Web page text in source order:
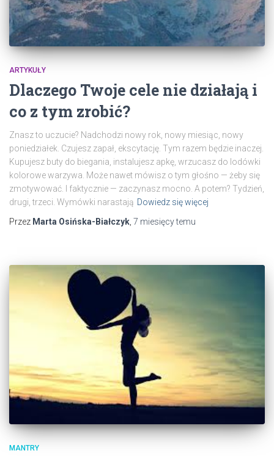
ARTYKUŁY
Dlaczego Twoje cele nie działają i
co z tym zrobić?
Znasz to uczucie? Nadchodzi nowy rok, nowy miesiąc, nowy
poniedziałek. Czujesz zapał, ekscytację. Tym razem będzie inaczej.
Kupujesz buty do biegania, instalujesz apkę, wrzucasz do lodówki
kolorowe warzywa. Może nawet mówisz o tym głośno — żeby się
zmotywować. I faktycznie — zaczynasz mocno. A potem? Tydzień,
drugi, trzeci. Wymówki narastają Dowiedz się więcej
Przez Marta Osińska-Białczyk 7 miesięcytemu
MANTRY